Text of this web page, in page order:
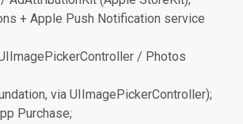
+ Apple Push Notification service
/ Photos
via UIImagePickerController);
Purchase;